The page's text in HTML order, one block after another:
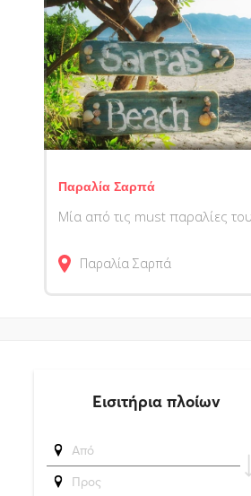
Παραλία Σαρπά
Μία από τις must παραλίες
Παραλία Σαρπά